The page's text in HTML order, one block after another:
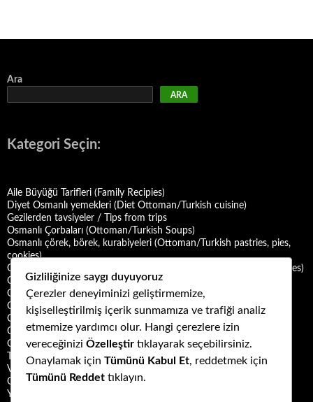
Ara
ARA
Kategori Seçin:
Aile Büyüğü Tarifleri (Family Recipies)
Diyet Osmanlı yemekleri (Diet Ottoman/Turkish cuisine)
Gezilerden tavsiyeler / Tips from trips
Osmanlı Çorbaları (Ottoman/Turkish Soups)
Osmanlı çörek, börek, kurabiyeleri (Ottoman/Turkish pastries, pies,
cookies)
Osmanlı Deniz Mahsulü Yemekleri (Ottoman/Turkish Seafood Dishes)
Osmanlı Halk Yemekleri (Ottoman/Turkish Folk Cuisine)
Osmanlı Mezeleri (Ottoman Mezes/Appetizers)
Osmanlı Saray Yemekleri (Ottoman/Turkish Palace Cuisine)
Osmanlı Şerbet ve Hoşafları (Ottoman/Turkish Sherbets and
Compotes)
Osmanlı Tatlıları (Ottoman/Turkish Desserts)
Türk Mutfağı Yemekleri (Turkish cuisine dishes)
Vegan ya da Vejetaryen Osmanlı Yemekleri (Vegan or Vegetarian
Ottoman/Turkish Dishes)
Yemek Kültürü (Food Culture)
Gizliliğinize saygı duyuyoruz
Çerezler deneyiminizi geliştirmemize,
kişiselleştirilmiş içerik sunmamıza ve trafiği analiz
etmemize yardımcı olur. Hangi çerezlere izin
vereceğinizi Özelleştir tıklayarak seçebilirsiniz.
Onaylamak için Tümünü Kabul Et, reddetmek için
Tümünü Reddet tıklayın.